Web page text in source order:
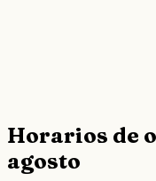
Horarios de
agosto